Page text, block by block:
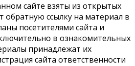
сайте взяты из открытых
ссылку на материал в
посетителями сайта и
в ознакомительных
принадлежат их
сайта ответственности